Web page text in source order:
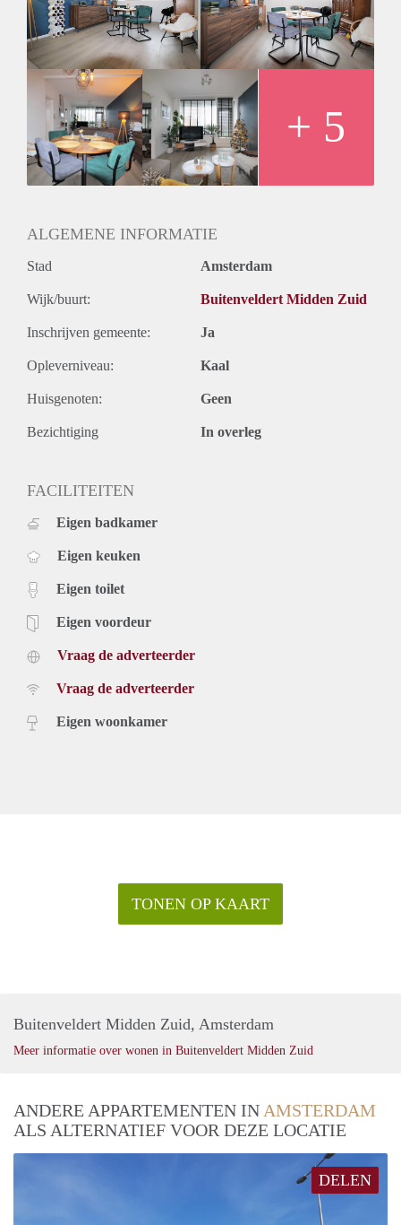
- 1 bedroom (perfect for a couple or single person
- Registration possible
- New kitchen with built-in appliances
- Bathroom with seperate shower and sink
- Seperate toilet
Rental price € 1350,- excluding utilities
Deposit equal to 2 months rent
+ 5
ALGEMENE INFORMATIE
Stad Amsterdam
Wijk/buurt: Buitenveldert Midden Zuid
Inschrijven gemeente: Ja
Opleverniveau: Kaal
Huisgenoten: Geen
Bezichtiging In overleg
FACILITEITEN
Eigen badkamer
Eigen keuken
Eigen toilet
Eigen voordeur
Vraag de adverteerder
Vraag de adverteerder
Eigen woonkamer
TONEN OP KAART
Buitenveldert Midden Zuid, Amsterdam
Meer informatie over wonen in Buitenveldert Midden Zuid
ANDERE APPARTEMENTEN IN AMSTERDAM
ALS ALTERNATIEF VOOR DEZE LOCATIE
DELEN